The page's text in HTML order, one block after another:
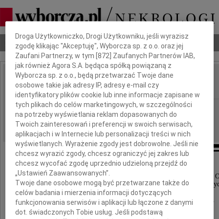
Nekrologi Odeszli Poradnik pogrzebowy
IMIĘ I NAZWISKO: Teresa Borowska
REGION: cała Polska
DATA EMISJI: 05.09.2009
Z żalem i smutkiem przyjęliśmy wiadomość
o śmierci długoletniego byłego pracownika Uniwersytetu
zastępcy dyrektora Instytutu Studiów
w latach 1990-2004,
cenionego badacza i wychowawcy młodzieży
Dbamy o Twoją prywatność
Droga Użytkowniczko, Drogi Użytkowniku, jeśli wyrazisz
zgodę klikając "Akceptuję", Wyborcza sp. z o.o. oraz jej
Zaufani Partnerzy, w tym [872 ] Zaufanych Partnerów IAB,
jak również Agora S.A. będąca spółką powiązaną z
Wyborcza sp. z o.o., będą przetwarzać Twoje dane
osobowe takie jak adresy IP, adresy e-mail czy
identyfikatory plików cookie lub inne informacje zapisane w
tych plikach do celów marketingowych, w szczególności
na potrzeby wyświetlania reklam dopasowanych do
Twoich zainteresowań i preferencji w swoich serwisach,
aplikacjach i w Internecie lub personalizacji treści w nich
wyświetlanych. Wyrażenie zgody jest dobrowolne. Jeśli nie
chcesz wyrazić zgody, chcesz ograniczyć jej zakres lub
chcesz wycofać zgodę uprzednio udzieloną przejdź do
„Ustawień Zaawansowanych”.
Twoje dane osobowe mogą być przetwarzane także do
celów badania i mierzenia informacji dotyczących
funkcjonowania serwisów i aplikacji lub łączone z danymi
dot. świadczonych Tobie usług. Jeśli podstawą